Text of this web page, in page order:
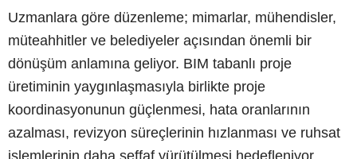
Uzmanlara göre düzenleme; mimarlar, mühendisler,
müteahhitler ve belediyeler açısından önemli bir
dönüşüm anlamına geliyor. BIM tabanlı proje
üretiminin yaygınlaşmasıyla birlikte proje
koordinasyonunun güçlenmesi, hata oranlarının
azalması, revizyon süreçlerinin hızlanması ve ruhsat
işlemlerinin daha şeffaf yürütülmesi hedefleniyor.